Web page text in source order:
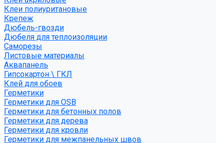
Клеи полиуритановые
Крепеж
Дюбель-гвозди
Дюбеля для теплоизоляции
Саморезы
Листовые материалы
Аквапанель
Гипсокартон \ ГКЛ
Клей для обоев
Герметики
Герметики для OSB
Герметики для бетонных полов
Герметики для дерева
Герметики для кровли
Герметики для межпанельных швов